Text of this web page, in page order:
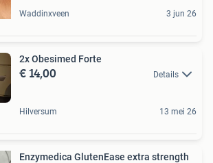
Waddinxveen 3 jun 26
2x Obesimed Forte
€ 14,00 Details
Hilversum 13 mei 26
Enzymedica GlutenEase extra strength